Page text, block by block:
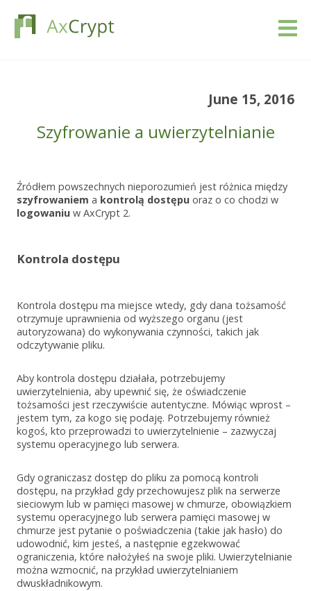
Branże
Blog
June 15, 2016
Szyfrowanie a uwierzytelnianie
Źródłem powszechnych nieporozumień jest różnica między
szyfrowaniem a kontrolą dostępu oraz o co chodzi w
logowaniu w AxCrypt 2.
Kontrola dostępu
Kontrola dostępu ma miejsce wtedy, gdy dana tożsamość
otrzymuje uprawnienia od wyższego organu (jest
autoryzowana) do wykonywania czynności, takich jak
odczytywanie pliku.
Aby kontrola dostępu działała, potrzebujemy
uwierzytelnienia, aby upewnić się, że oświadczenie
tożsamości jest rzeczywiście autentyczne. Mówiąc wprost –
jestem tym, za kogo się podaję. Potrzebujemy również
kogoś, kto przeprowadzi to uwierzytelnienie – zazwyczaj
systemu operacyjnego lub serwera.
Gdy ograniczasz dostęp do pliku za pomocą kontroli
dostępu, na przykład gdy przechowujesz plik na serwerze
sieciowym lub w pamięci masowej w chmurze, obowiązkiem
systemu operacyjnego lub serwera pamięci masowej w
chmurze jest pytanie o poświadczenia (takie jak hasło) do
udowodnić, kim jesteś, a następnie egzekwować
ograniczenia, które nałożyłeś na swoje pliki. Uwierzytelnianie
można wzmocnić, na przykład uwierzytelnianiem
dwuskładnikowym.